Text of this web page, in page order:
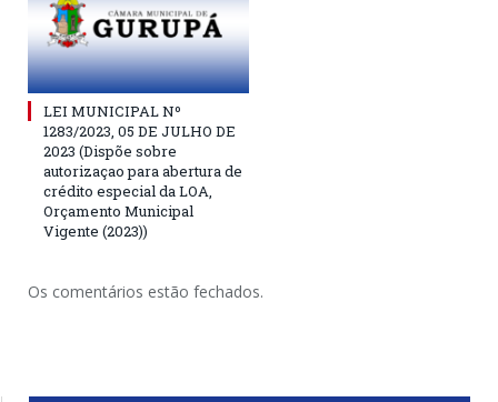
LEI MUNICIPAL Nº
1283/2023, 05 DE JULHO DE
2023 (Dispõe sobre
autorizaçao para abertura de
crédito especial da LOA,
Orçamento Municipal
Vigente (2023))
Os comentários estão fechados.